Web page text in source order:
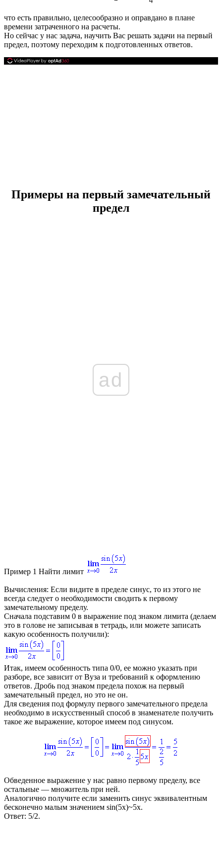
что есть правильно, целесообразно и оправдано в плане
времени затраченного на расчеты.
Но сейчас у нас задача, научить Вас решать задачи на первый
предел, поэтому переходим к подготовленных ответов.
Примеры на первый замечательный
предел
ad
Пример 1 Найти лимит
Вычисления: Если видите в пределе синус, то из этого не
всегда следует о необходимости сводить к первому
замечательному пределу.
Сначала подставим 0 в выражение под знаком лимита (делаем
это в голове не записывая в тетрадь, или можете записать
какую особенность получили):
Итак, имеем особенность типа 0/0, ее можно указать при
разборе, все зависит от Вуза и требований к оформлению
ответов. Дробь под знаком предела похож на первый
замечательный предел, но это не он.
Для сведения под формулу первого замечательного предела
необходимо в искусственный способ в знаменателе получить
такое же выражение, которое имеем под синусом.
Обведенное выражение у нас равно первому пределу, все
остальные — множитель при ней.
Аналогично получите если заменить синус эквивалентным
бесконечно малым значением sin(5x)~5x.
Ответ: 5/2.